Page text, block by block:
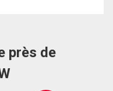
près de